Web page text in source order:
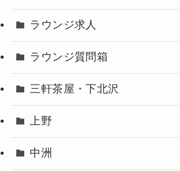
ラウンジ求人
ラウンジ質問箱
三軒茶屋・下北沢
上野
中洲